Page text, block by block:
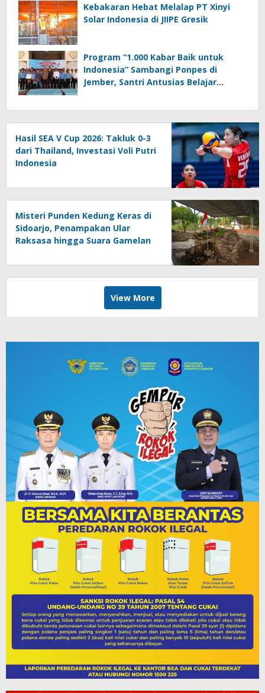
Kebakaran Hebat Melalap PT Xinyi
Solar Indonesia di JIIPE Gresik
Program “1.000 Kabar Baik untuk
Indonesia” Sambangi Ponpes di
Jember, Santri Antusias Belajar
Hasil SEA V Cup 2026: Takluk 0-3
dari Thailand, Investasi Voli Putri
Indonesia
Misteri Punden Kedung Keras di
Sidoarjo, Penampakan Ular
Raksasa hingga Suara Gamelan
View More